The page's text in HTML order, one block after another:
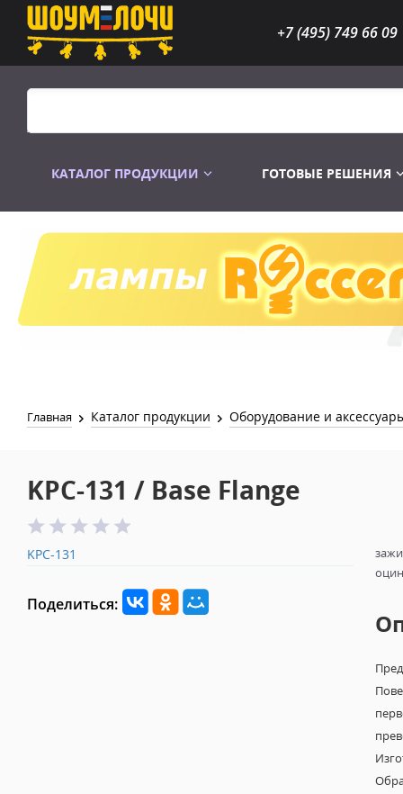
+7 (495) 749 66 09
КАТАЛОГ ПРОДУКЦИИ
Распродажа Лампы
ГОТОВЫЕ РЕШЕНИЯ
Главная Каталог продукции Оборудование и
KPC-131 / Base Flange
KPC-131
Поделиться: